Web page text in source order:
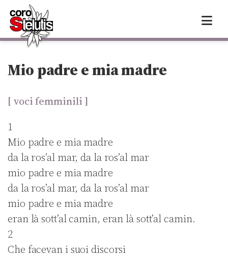
content
Mio padre e mia madre
[ voci femminili ]
1
Mio padre e mia madre
da la ros’al mar, da la ros’al mar
mio padre e mia madre
da la ros’al mar, da la ros’al mar
mio padre e mia madre
eran là sott’al camin, eran là sott’al camin.
2
Che facevan i suoi discorsi